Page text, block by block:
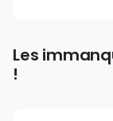
Les
!